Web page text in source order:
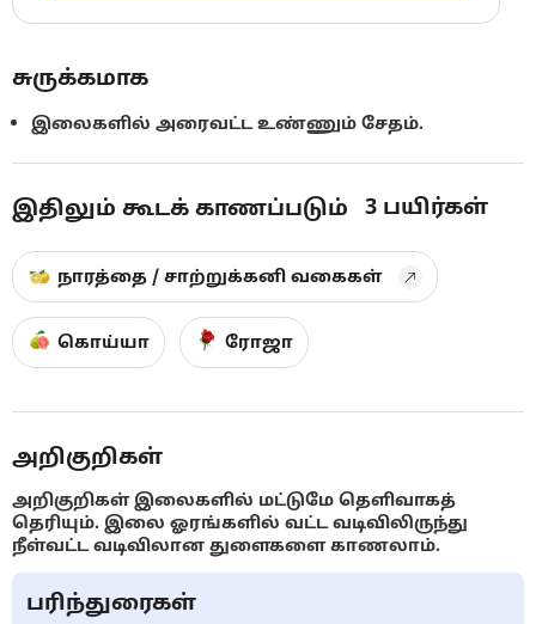
சுருக்கமாக
இலைகளில் அரைவட்ட உண்ணும் சேதம்.
இதிலும் கூடக் காணப்படும் 3 பயிர்கள்
நாரத்தை / சாற்றுக்கனி வகைகள்
கொய்யா ரோஜா
அறிகுறிகள்
அறிகுறிகள் இலைகளில் மட்டுமே தெளிவாகத்
தெரியும். இலை ஓரங்களில் வட்ட வடிவிலிருந்து
நீள்வட்ட வடிவிலான துளைகளை காணலாம்.
பரிந்துரைகள்